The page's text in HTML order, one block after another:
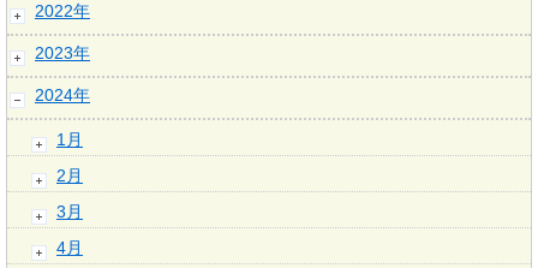
2022年
2023年
2024年
1月
2月
3月
4月